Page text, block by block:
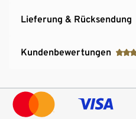
Lieferung & Rücksendung
Kundenbewertungen